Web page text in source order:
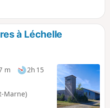
à Léchelle
m
2h 15
Marne)